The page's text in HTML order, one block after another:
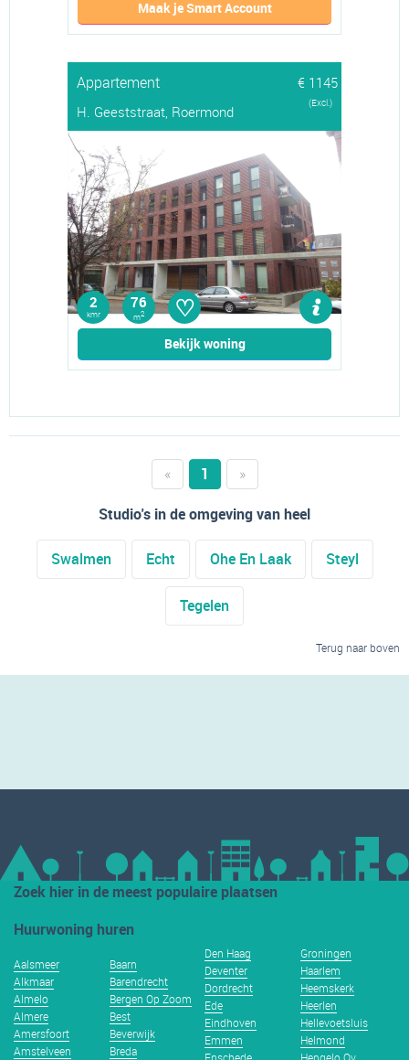
Maak je Smart Account
Appartement
€ 1145
H. Geeststraat, Roermond
(Excl.)
2
kmr
76
m2 ♡
Bekijk woning
« 1
»
Studio's in de omgeving van heel
Swalmen Echt Ohe En Laak Steyl
Tegelen
Terug naar boven
Zoek hier in de meest populaire plaatsen
Huurwoning huren
Aalsmeer
Alkmaar
Almelo
Almere
Amersfoort
Amstelveen
Baarn
Barendrecht
Bergen Op Zoom
Best
Beverwijk
Breda
Den Haag
Deventer
Dordrecht
Ede
Eindhoven
Emmen
Groningen
Haarlem
Heemskerk
Heerlen
Hellevoetsluis
Helmond